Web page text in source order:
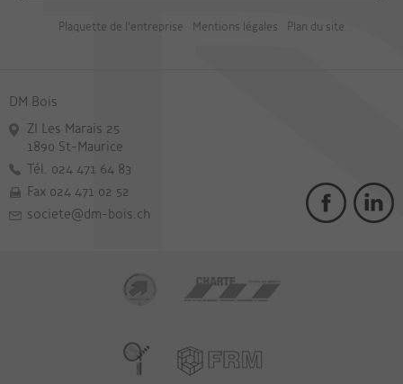
Plaquette de l'entreprise Mentions légales Plan du site
DM Bois
ZI Les Marais 25
1890 St-Maurice
Tél. 024 471 64 83
Fax 024 471 02 52
societe@dm-bois.ch